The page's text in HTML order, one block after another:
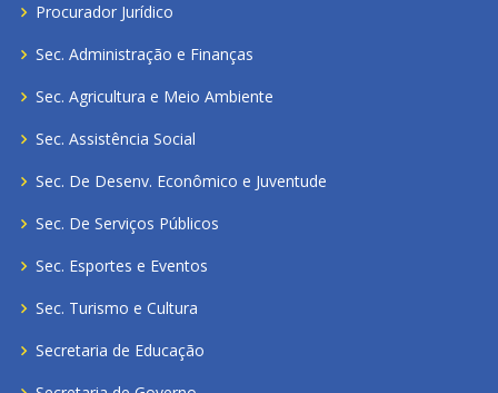
Procurador Jurídico
Sec. Administração e Finanças
Sec. Agricultura e Meio Ambiente
Sec. Assistência Social
Sec. De Desenv. Econômico e Juventude
Sec. De Serviços Públicos
Sec. Esportes e Eventos
Sec. Turismo e Cultura
Secretaria de Educação